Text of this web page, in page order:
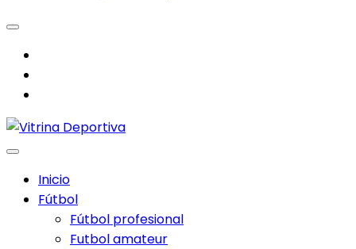
Inicio
Fútbol
Fútbol profesional
Futbol amateur